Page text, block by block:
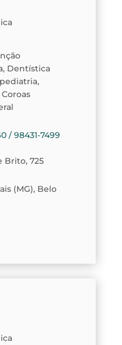
Dentística
/ 98431-7499
Brito, 725
(MG), Belo